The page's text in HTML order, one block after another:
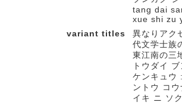
tang dai
xue shi zu
variant titles
異なりアク
代文学士族
東江南の三
トウダイ
ケンキュウ
ントウ コ
イキ ニ ソ